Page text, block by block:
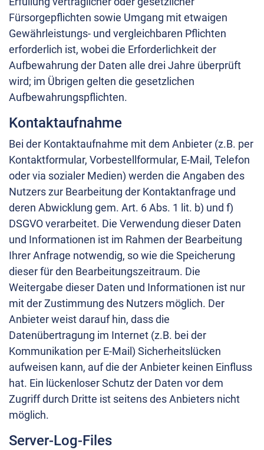
Fürsorgepflichten sowie Umgang mit etwaigen
Gewährleistungs- und vergleichbaren Pflichten
erforderlich ist, wobei die Erforderlichkeit der
Aufbewahrung der Daten alle drei Jahre überprüft
wird; im Übrigen gelten die gesetzlichen
Aufbewahrungspflichten.
Kontaktaufnahme
Bei der Kontaktaufnahme mit dem Anbieter (z.B. per
Kontaktformular, Vorbestellformular, E-Mail, Telefon
oder via sozialer Medien) werden die Angaben des
Nutzers zur Bearbeitung der Kontaktanfrage und
deren Abwicklung gem. Art. 6 Abs. 1 lit. b) und f)
DSGVO verarbeitet. Die Verwendung dieser Daten
und Informationen ist im Rahmen der Bearbeitung
Ihrer Anfrage notwendig, so wie die Speicherung
dieser für den Bearbeitungszeitraum. Die
Weitergabe dieser Daten und Informationen ist nur
mit der Zustimmung des Nutzers möglich. Der
Anbieter weist darauf hin, dass die
Datenübertragung im Internet (z.B. bei der
Kommunikation per E-Mail) Sicherheitslücken
aufweisen kann, auf die der Anbieter keinen Einfluss
hat. Ein lückenloser Schutz der Daten vor dem
Zugriff durch Dritte ist seitens des Anbieters nicht
möglich.
Server-Log-Files